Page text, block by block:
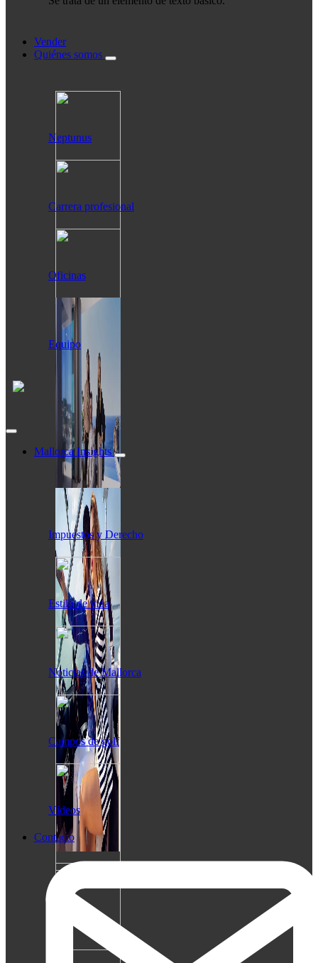
Vender
Quiénes somos
Neptunus
Carrera profesional
Oficinas
Equipo
Mallorca Insights
Impuestos y Derecho
Estilo de vida
Noticias de Mallorca
Campos de golf
Vídeos
Contacto